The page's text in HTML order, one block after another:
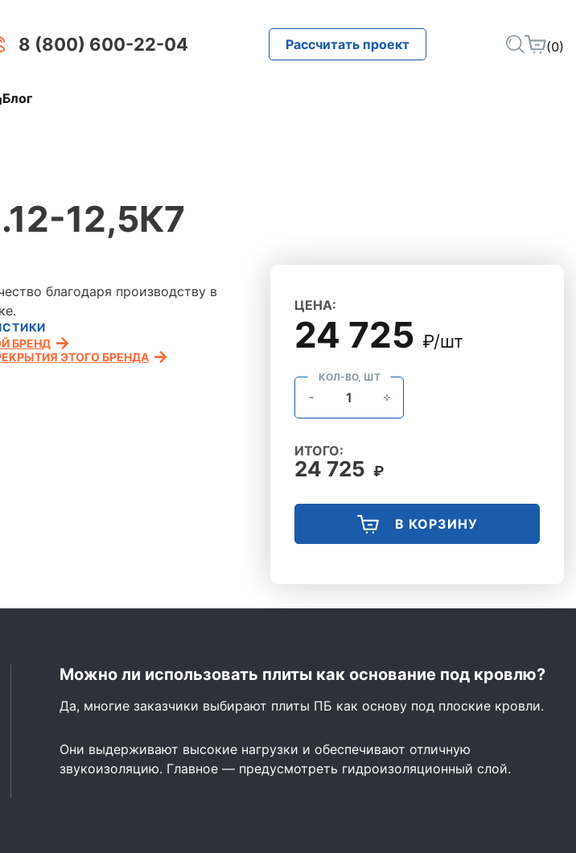
8 (800) 600-22-04 Рассчитать проект (0)
Блог
12,5К7
благодаря производству в
БРЕНД
ЭТОГО БРЕНДА
ЦЕНА:
24 725 ₽/шт
КОЛ-ВО, ШТ
ИТОГО:
24 725 ₽
В КОРЗИНУ
Можно ли использовать плиты как основание под кровлю?
Да, многие заказчики выбирают плиты ПБ как основу под плоские кровли.
Они выдерживают высокие нагрузки и обеспечивают отличную
звукоизоляцию. Главное — предусмотреть гидроизоляционный слой.